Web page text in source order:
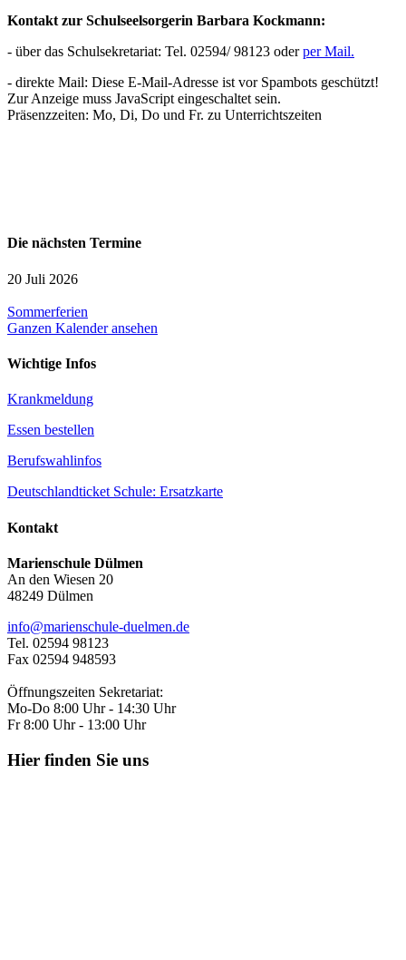
Kontakt zur Schulseelsorgerin Barbara Kockmann:
- über das Schulsekretariat: Tel. 02594/ 98123 oderper Mail.
- direkte Mail: Diese E-Mail-Adresse ist vor Spambots geschützt!
Zur Anzeige muss JavaScript eingeschaltet sein.
Präsenzzeiten: Mo, Di, Do und Fr. zu Unterrichtszeiten
Die nächsten Termine
20 Juli 2026
Sommerferien
Ganzen Kalender ansehen
Wichtige Infos
Krankmeldung
Essen bestellen
Berufswahlinfos
Deutschlandticket Schule: Ersatzkarte
Kontakt
Marienschule Dülmen
An den Wiesen 20
48249 Dülmen
info@marienschule-duelmen.de
Tel. 02594 98123
Fax 02594 948593
Öffnungszeiten Sekretariat:
Mo-Do 8:00 Uhr - 14:30 Uhr
Fr 8:00 Uhr - 13:00 Uhr
Hier finden Sie uns